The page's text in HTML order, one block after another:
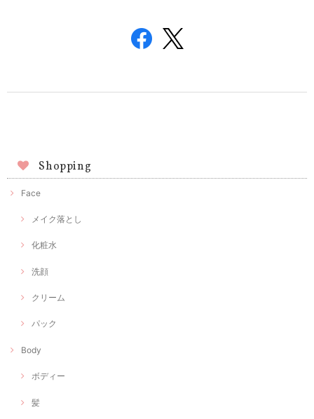
Shopping
Face
メイク落とし
化粧水
洗顔
クリーム
パック
Body
ボディー
髪